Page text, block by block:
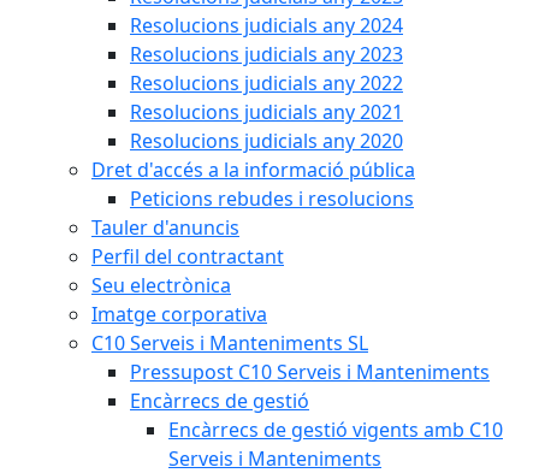
Resolucions judicials any 2024
Resolucions judicials any 2023
Resolucions judicials any 2022
Resolucions judicials any 2021
Resolucions judicials any 2020
Dret d'accés a la informació pública
Peticions rebudes i resolucions
Tauler d'anuncis
Perfil del contractant
Seu electrònica
Imatge corporativa
C10 Serveis i Manteniments SL
Pressupost C10 Serveis i Manteniments
Encàrrecs de gestió
Encàrrecs de gestió vigents amb C10
Serveis i Manteniments